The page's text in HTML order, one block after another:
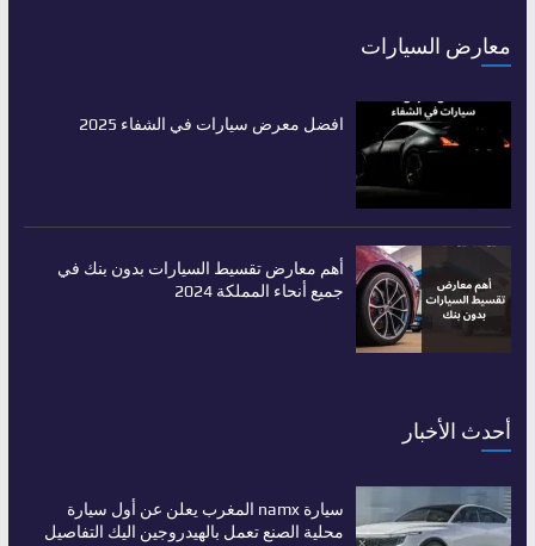
معارض السيارات
افضل معرض سيارات في الشفاء 2025
أهم معارض تقسيط السيارات بدون بنك في
جميع أنحاء المملكة 2024
أحدث الأخبار
سيارة namx المغرب يعلن عن أول سيارة
محلية الصنع تعمل بالهيدروجين اليك التفاصيل